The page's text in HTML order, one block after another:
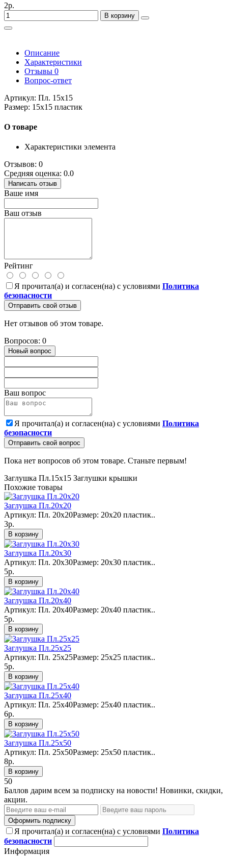
2р.
В корзину
Описание
Характеристики
Отзывы 0
Вопрос-ответ
Артикул: Пл. 15х15
Размер: 15х15 пластик
О товаре
Характеристики элемента
Отзывов: 0
Средняя оценка: 0.0
Написать отзыв
Ваше имя
Ваш отзыв
Рейтинг
Я прочитал(а) и согласен(на) с условиями Политика
безопасности
Отправить свой отзыв
Нет отзывов об этом товаре.
Вопросов: 0
Новый вопрос
Ваш вопрос
Я прочитал(а) и согласен(на) с условиями Политика
безопасности
Отправить свой вопрос
Пока нет вопросов об этом товаре. Станьте первым!
Заглушка Пл.15х15 Заглушки крышки
Похожие товары
Заглушка Пл.20х20
Артикул: Пл. 20х20Размер: 20х20 пластик..
3р.
В корзину
Заглушка Пл.20х30
Артикул: Пл. 20х30Размер: 20х30 пластик..
5р.
В корзину
Заглушка Пл.20х40
Артикул: Пл. 20х40Размер: 20х40 пластик..
5р.
В корзину
Заглушка Пл.25х25
Артикул: Пл. 25х25Размер: 25х25 пластик..
5р.
В корзину
Заглушка Пл.25х40
Артикул: Пл. 25х40Размер: 25х40 пластик..
6р.
В корзину
Заглушка Пл.25х50
Артикул: Пл. 25х50Размер: 25х50 пластик..
8р.
В корзину
50
Баллов дарим всем за подписку на новости! Новинки, скидки,
акции.
Оформить подписку
Я прочитал(а) и согласен(на) с условиями Политика
безопасности
Информация